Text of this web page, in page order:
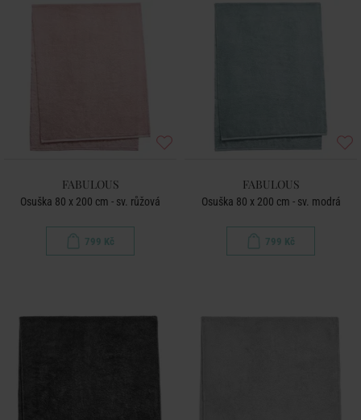
FABULOUS
Osuška 80 x 200 cm - sv. růžová
799 Kč
FABULOUS
Osuška 80 x 200 cm - sv. modrá
799 Kč